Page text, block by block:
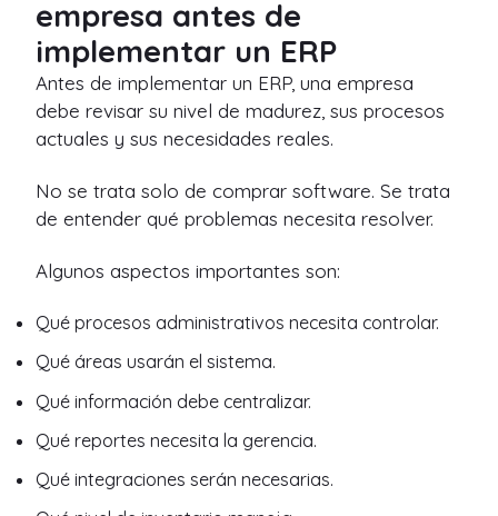
empresa antes de
implementar un ERP
Antes de implementar un ERP, una empresa
debe revisar su nivel de madurez, sus procesos
actuales y sus necesidades reales.
No se trata solo de comprar software. Se trata
de entender qué problemas necesita resolver.
Algunos aspectos importantes son:
Qué procesos administrativos necesita controlar.
Qué áreas usarán el sistema.
Qué información debe centralizar.
Qué reportes necesita la gerencia.
Qué integraciones serán necesarias.